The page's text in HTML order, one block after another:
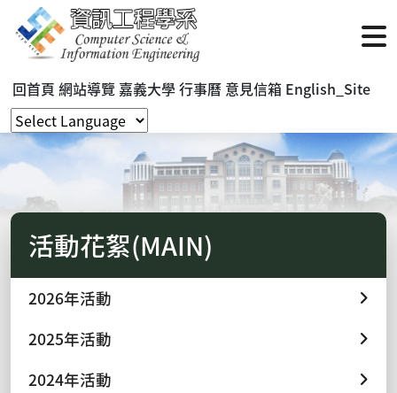
回首頁 網站導覽 嘉義大學行事曆 意見信箱 English_Site
活動花絮(MAIN)
2026年活動
2025年活動
2024年活動